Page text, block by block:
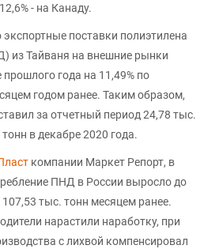
- на Канаду.
экспортные поставки полиэтилена
из Тайваня на внешние рынки
года на 11,49% по
годом ранее. Таким образом,
за отчетный период 24,78 тыс.
в декабре 2020 года.
компании Маркет Репорт, в
ПНД в России выросло до
тыс. тонн месяцем ранее.
нарастили наработку, при
с лихвой компенсировал